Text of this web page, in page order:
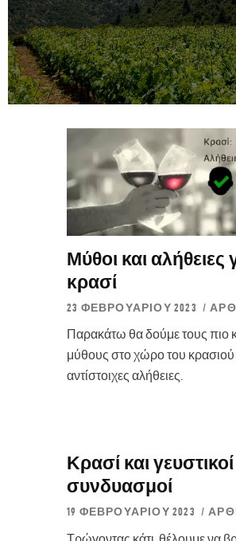
Μύθοι και αλήθειες
κρασί
23 ΦΕΒΡΟΥΑΡΊΟΥ 2023
Παρακάτω θα δούμε τους πιο
μύθους στο χώρο του κρασιού
αντίστοιχες αλήθειες.
Κρασί και γευστικοί
συνδυασμοί
19 ΦΕΒΡΟΥΑΡΊΟΥ 2023